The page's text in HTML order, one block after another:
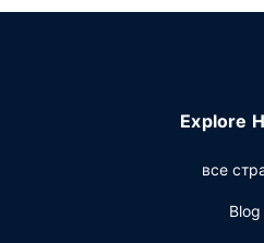
отдыха и развлечений,
любимым напитком. Завтрак
дополнительную плату.
Explore
все
Blog